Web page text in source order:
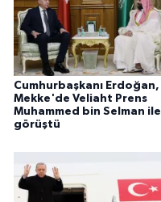
Cumhurbaşkanı Erdoğan,
Mekke'de Veliaht Prens
Muhammed bin Selman ile
görüştü